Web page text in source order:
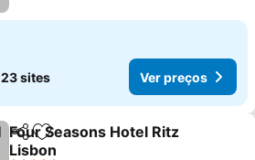
23 sites Ver preços
PartilharAdicionar aos favoritos
Four Seasons Hotel Ritz
Lisbon